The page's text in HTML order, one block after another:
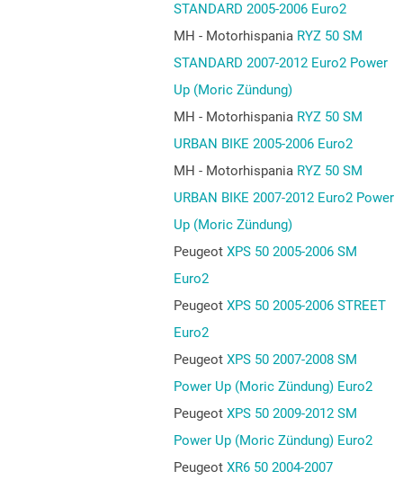
STANDARD 2005-2006 Euro2
MH - Motorhispania RYZ 50 SM
STANDARD 2007-2012 Euro2 Power
Up (Moric Zündung)
MH - Motorhispania RYZ 50 SM
URBAN BIKE 2005-2006 Euro2
MH - Motorhispania RYZ 50 SM
URBAN BIKE 2007-2012 Euro2 Power
Up (Moric Zündung)
Peugeot XPS 50 2005-2006 SM
Euro2
Peugeot XPS 50 2005-2006 STREET
Euro2
Peugeot XPS 50 2007-2008 SM
Power Up (Moric Zündung) Euro2
Peugeot XPS 50 2009-2012 SM
Power Up (Moric Zündung) Euro2
Peugeot XR6 50 2004-2007